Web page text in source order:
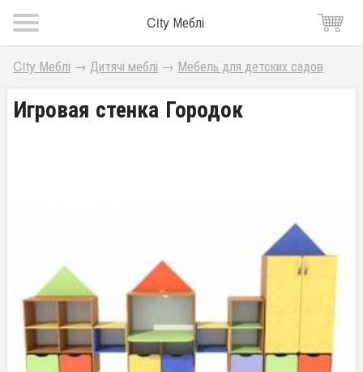
City Меблі
City Меблі → Дитячі меблі → Мебель для детских садов
Игровая стенка Городок